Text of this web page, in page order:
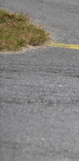
ΑΝΑΖΗΤΗΣΗ
ΑΝΑΖΗΤΗΣΗ